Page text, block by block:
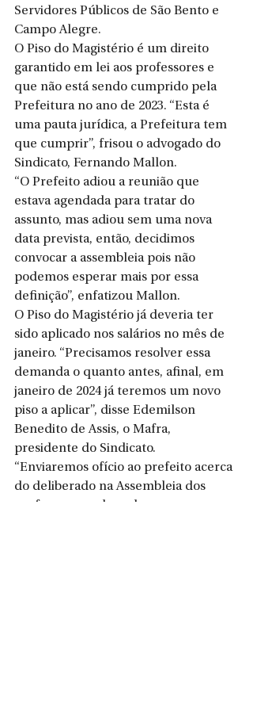
Servidores Públicos de São Bento e
Campo Alegre.
O Piso do Magistério é um direito
garantido em lei aos professores e
que não está sendo cumprido pela
Prefeitura no ano de 2023. “Esta é
uma pauta jurídica, a Prefeitura tem
que cumprir”, frisou o advogado do
Sindicato, Fernando Mallon.
“O Prefeito adiou a reunião que
estava agendada para tratar do
assunto, mas adiou sem uma nova
data prevista, então, decidimos
convocar a assembleia pois não
podemos esperar mais por essa
definição”, enfatizou Mallon.
O Piso do Magistério já deveria ter
sido aplicado nos salários no mês de
janeiro. “Precisamos resolver essa
demanda o quanto antes, afinal, em
janeiro de 2024 já teremos um novo
piso a aplicar”, disse Edemilson
Benedito de Assis, o Mafra,
presidente do Sindicato.
“Enviaremos ofício ao prefeito acerca
do deliberado na Assembleia dos
professores, cobrando o